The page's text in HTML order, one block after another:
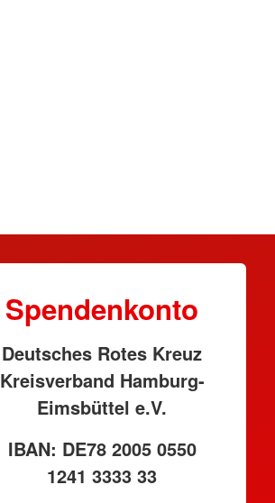
Spendenkonto
Deutsches Rotes Kreuz
Kreisverband Hamburg-
Eimsbüttel e.V.
IBAN: DE78 2005 0550
1241 3333 33